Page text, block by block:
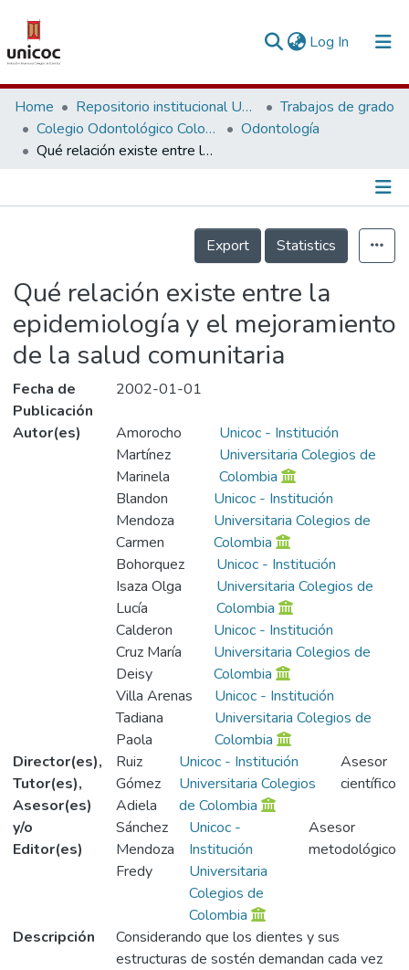
Log In (current)
Communities & Collections
Research Outputs
People
Home Repositorio institucional Unicoc, RI-unicoc
Trabajos de grado
Colegio Odontológico Colombiano
Odontología
Qué relación existe entre la epidemiología y el mejoramiento de la salud comunitaria
Información de la Publicación
Export
Statistics
Qué relación existe entre la
epidemiología y el mejoramiento
de la salud comunitaria
Fecha de
Publicación
2002-01-01
Autor(es)
Amorocho
Martínez
Marinela
Unicoc - Institución
Universitaria Colegios de
Colombia
Blandon
Mendoza
Carmen
Unicoc - Institución
Universitaria Colegios de
Colombia
Bohorquez
Isaza Olga
Lucía
Unicoc - Institución
Universitaria Colegios de
Colombia
Calderon
Cruz María
Deisy
Unicoc - Institución
Universitaria Colegios de
Colombia
Villa Arenas
Tadiana
Paola
Unicoc - Institución
Universitaria Colegios de
Colombia
Director(es),
Tutor(es),
Asesor(es)
y/o
Editor(es)
Ruiz
Gómez
Adiela
Unicoc - Institución
Universitaria Colegios
de Colombia
Asesor
científico
Sánchez
Mendoza
Fredy
Unicoc -
Institución
Universitaria
Colegios de
Colombia
Asesor
metodológico
Descripción
Considerando que los dientes y sus
estructuras de sostén demandan cada vez